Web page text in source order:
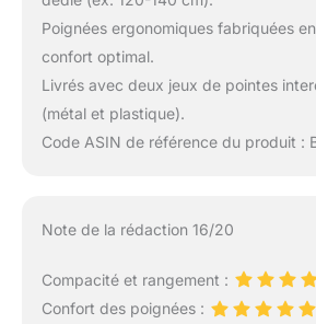
Poignées ergonomiques fabriquées
confort optimal.
Livrés avec deux jeux de pointes
(métal et plastique).
Code ASIN de référence du produit :
Note de la rédaction 16/20
Compacité et rangement :
Confort des poignées :